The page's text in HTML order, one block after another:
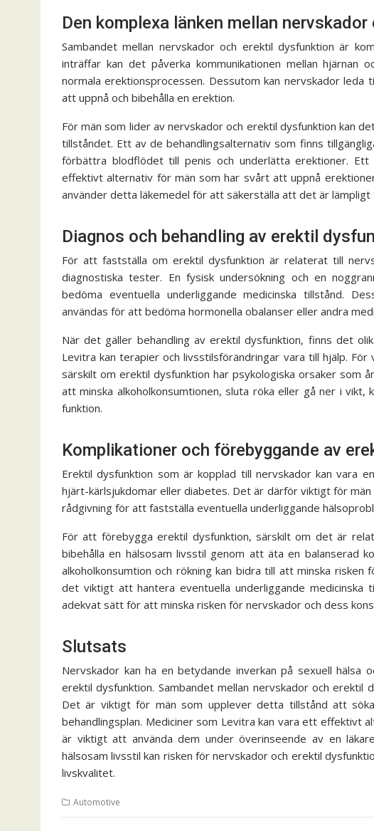
Den komplexa länken mellan
Sambandet mellan nervskador och erektil dysfunktion är
inträffar kan det påverka kommunikationen mellan
normala erektionsprocessen. Dessutom kan nervskador
att uppnå och bibehålla en erektion.
För män som lider av nervskador och erektil dysfunktion kan
tillståndet. Ett av de behandlingsalternativ som finns
förbättra blodflödet till penis och underlätta erektioner.
effektivt alternativ för män som har svårt att uppnå
använder detta läkemedel för att säkerställa att det är lämpligt
Diagnos och behandling av erektil
För att fastställa om erektil dysfunktion är relaterat till
diagnostiska tester. En fysisk undersökning och en
bedöma eventuella underliggande medicinska tillstånd.
användas för att bedöma hormonella obalanser eller andra
När det gäller behandling av erektil dysfunktion, finns det
Levitra kan terapier och livsstilsförändringar vara till hjälp.
särskilt om erektil dysfunktion har psykologiska orsaker som
att minska alkoholkonsumtionen, sluta röka eller gå ner i
funktion.
Komplikationer och förebyggande av
Erektil dysfunktion som är kopplad till nervskador kan vara
hjärt-kärlsjukdomar eller diabetes. Det är därför viktigt för
rådgivning för att fastställa eventuella underliggande
För att förebygga erektil dysfunktion, särskilt om det är
bibehålla en hälsosam livsstil genom att äta en balanserad
alkoholkonsumtion och rökning kan bidra till att minska
det viktigt att hantera eventuella underliggande
adekvat sätt för att minska risken för nervskador och dess
Slutsats
Nervskador kan ha en betydande inverkan på sexuell hälsa
erektil dysfunktion. Sambandet mellan nervskador och
Det är viktigt för män som upplever detta tillstånd att
behandlingsplan. Mediciner som Levitra kan vara ett effektivt
är viktigt att använda dem under överinseende av en
hälsosam livsstil kan risken för nervskador och erektil
livskvalitet.
Automotive